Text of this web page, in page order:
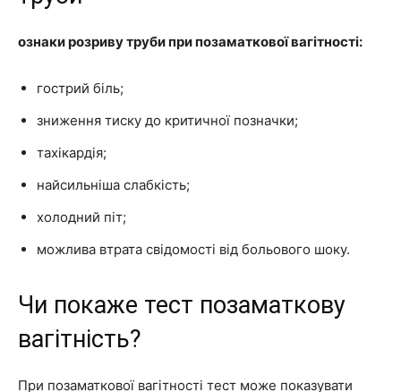
ознаки розриву труби при позаматкової вагітності:
гострий біль;
зниження тиску до критичної позначки;
тахікардія;
найсильніша слабкість;
холодний піт;
можлива втрата свідомості від больового шоку.
Чи покаже тест позаматкову
вагітність?
При позаматкової вагітності тест може показувати